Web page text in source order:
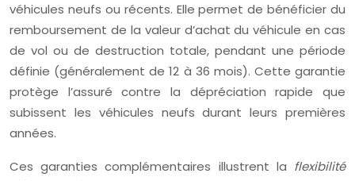
véhicules neufs ou récents. Elle permet de bénéficier du
remboursement de la valeur d’achat du véhicule en cas
de vol ou de destruction totale, pendant une période
définie (généralement de 12 à 36 mois). Cette garantie
protège l’assuré contre la dépréciation rapide que
subissent les véhicules neufs durant leurs premières
années.
Ces garanties complémentaires illustrent la flexibilité